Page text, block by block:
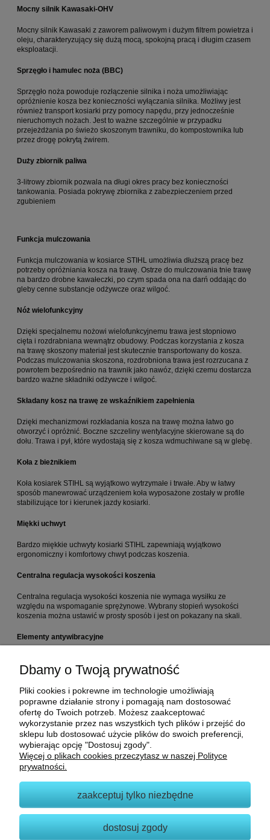
Mocny silnik Kawasaki-OHV
Mocny silnik Kawasaki z zaworem paliwowym i dużym filtrem powietrza i
oleju, charakteryzujący się dużą mocą, spokojną pracą i długim czasem
eksploatacji.
Sprzęgło i hamulec noża (BBC)
Sprzęgło noża powoduje rozłączenie silnika i noża umożliwiając
opróżnienie kosza bez konieczności wyłączania silnika. Możliwy jest
również transport kosiarki przy pomocy napędu, przy jednocześnie
nieruchomych nożach. Jest to ważne szczególnie w przypadku
przejeżdżania po świeżo skoszonym trawniku, do kompostownika lub
przez drogę pokrytą żwirem.
Duży zbiornik paliwa
3-litrowy zbiornik pozwala na długi okres pracy bez konieczności
tankowania. Posiada pokrywę zbiornika z zabezpieczeniem przed
zgubieniem
Funkcja mulczowania
Funkcja mulczowania w kosiarce STIHL umożliwia dłuższą pracę bez
potrzeby opróżniania kosza na trawę. Ostrze do mulczowania tnie trawę
na bardzo drobne kawałeczki, po czym spada ona na darń oddając do
gleby cenne substancje odżywcze oraz wilgoć.
Nóż wielofunkcyjny
Dzięki specjalnemu nożowi wielofunkcyjnemu trawa jest stopniowo
cięta i rozdrabniana wewnątrz obudowy. Podczas korzystania z kosza
na trawę skoszony materiał jest skutecznie transportowany do kosza.
Podczas mulczowania skoszona, rozdrobniona trawa jest rozrzucana z
powrotem bezpośrednio na trawnik jako nawóz, dzięki czemu dostarcza
bardzo ważne składniki odżywcze i wilgoć.
Składany kosz na trawę ze wskaźnikiem zapełnienia
Dzięki mechanizmowi rozkładania kosza na trawę można łatwo go
otworzyć i opróżnić. Boczne szczeliny wentylacyjne skierowane są do
dołu. Trawa i pył, które wydostają się z kosza wdmuchiwane są w glebę.
Koła z bieżnikiem
Koła kosiarek STIHL są wyjątkowo wytrzymałe i trwałe. Aby w łatwy
sposób manewrować urządzeniem koła wyposażone zostały w profile
stabilizujące tor i kierunek jazdy kosiarki.
Miękki uchwyt
Bardzo miękkie uchwyty kosiarki STIHL zapewniają wyjątkowo
ergonomiczny i komfortowy chwyt podczas koszenia.
Centralna regulacja wysokości koszenia
Centralna regulacja wysokości koszenia nie wymaga wysiłku ze
względu na wspomaganie sprężynowe. Wybrany stopień wysokości
koszenia można ustawić w prosty sposób i jest on pokazany na skali.
Elementy antywibracyjne
pracę podczas koszenia trawnika.
Producent
ANDREAS STIHL Sp. z o.o.
ul. Poznańska 16
62-080 Sady, Tarnowo Podgórne, Polska
poczta@stihl.pl
NA SKRÓTY
Dbamy o Twoją prywatność
Pliki cookies i pokrewne im technologie umożliwiają
poprawne działanie strony i pomagają nam dostosować
ofertę do Twoich potrzeb. Możesz zaakceptować
wykorzystanie przez nas wszystkich tych plików i przejść do
sklepu lub dostosować użycie plików do swoich preferencji,
wybierając opcję "Dostosuj zgody".
Więcej o plikach cookies przeczytasz w naszej Polityce
prywatności.
zaakceptuj tylko niezbędne
dostosuj zgody